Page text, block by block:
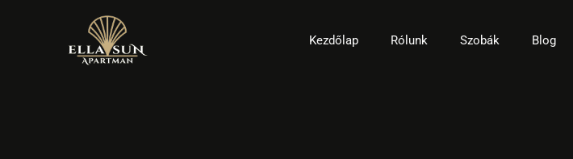
Kezdőlap Rólunk Szobák Blog